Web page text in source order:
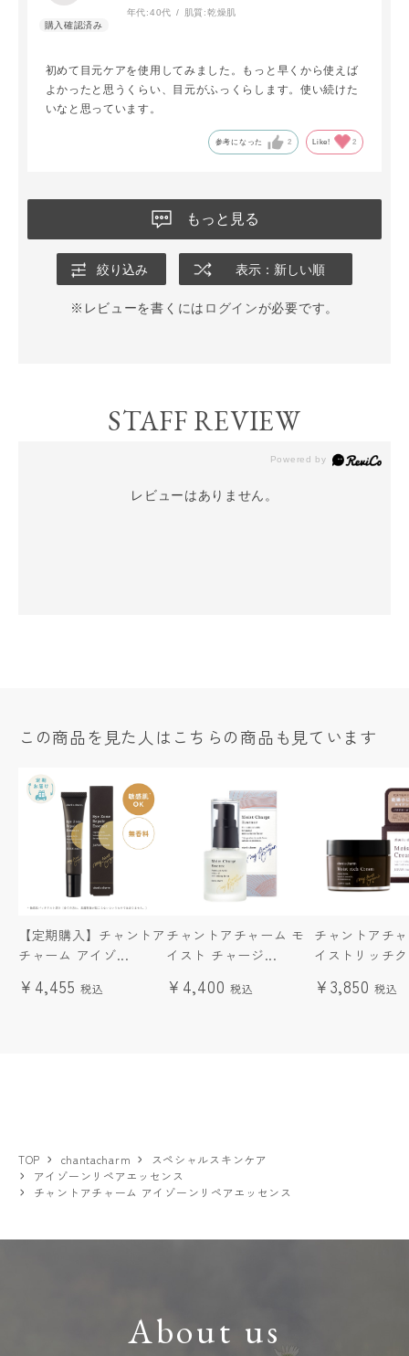
TOP chantacharm
スペシャルスキンケア
アイゾーンリペアエッセンス
チャントアチャーム アイゾーンリペアエッセンス
年代:40代 肌質:乾燥肌
初めて目元ケアを使用してみました。もっと早くから使えば
よかったと思うくらい、目元がふっくらします。使い続けた
いなと思っています。
参考になった 2 Like! 2
もっと見る
絞り込み 表示：新しい順
※レビューを書くには ログインが必要です。
STAFF REVIEW
レビューはありません。
この商品を見た人はこちらの商品も見ています
【定期購入】チャントア
チャーム アイゾ...
¥4,455
チャントアチャーム モ
イスト チャージ...
¥4,400
チャントアチ
イストリッチ
¥3,850
About us